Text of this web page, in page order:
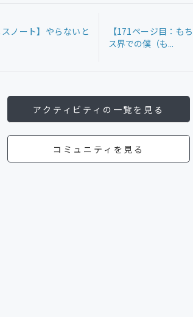
ノート】やらないと
【171ページ目：も
ス界での僕（も...
アクティビティの一覧を見る
コミュニティを見る